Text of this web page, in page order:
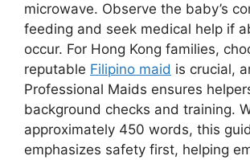
microwave. Observe the baby’s
feeding and seek medical help if
occur. For Hong Kong families,
reputable Filipino maid is crucial,
Professional Maids ensures
background checks and training.
approximately 450 words, this
emphasizes safety first, helping